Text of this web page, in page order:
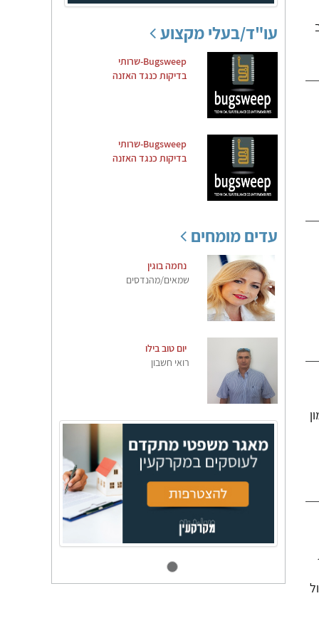
עו"ד/בעלי מקצוע
Bugsweep-שרותי
בדיקות כנגד האזנה
Bugsweep-שרותי
בדיקות כנגד האזנה
עדים מומחים
נחמה בוגין
שמאים/מהנדסים
יום טוב בילו
רואי חשבון